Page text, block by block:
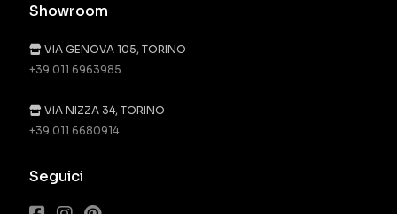
Showroom
VIA GENOVA 105, TORINO
+39 011 6963985
VIA NIZZA 34, TORINO
+39 011 6680914
Seguici